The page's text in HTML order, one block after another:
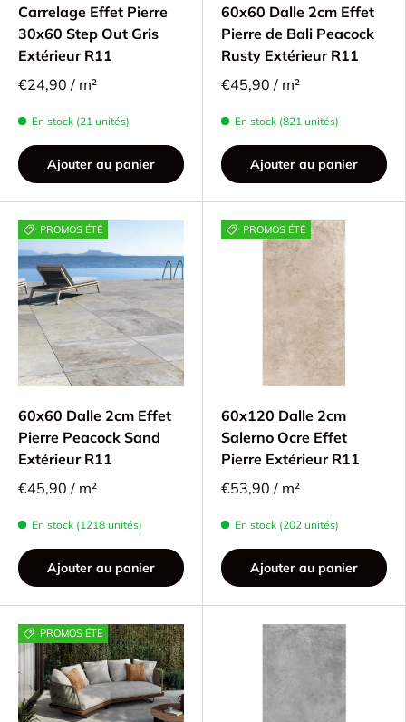
Carrelage Effet Pierre
30x60 Step Out Gris
Extérieur R11
€24,90 / m²
En stock (21 unités)
Ajouter au panier
60x60 Dalle 2cm Effet
Pierre de Bali Peacock
Rusty Extérieur R11
€45,90 / m²
En stock (821 unités)
Ajouter au panier
PROMOS ÉTÉ
60x60 Dalle 2cm Effet
Pierre Peacock Sand
Extérieur R11
€45,90 / m²
En stock (1218 unités)
Ajouter au panier
PROMOS ÉTÉ
60x120 Dalle 2cm
Salerno Ocre Effet
Pierre Extérieur R11
€53,90 / m²
En stock (202 unités)
Ajouter au panier
PROMOS ÉTÉ